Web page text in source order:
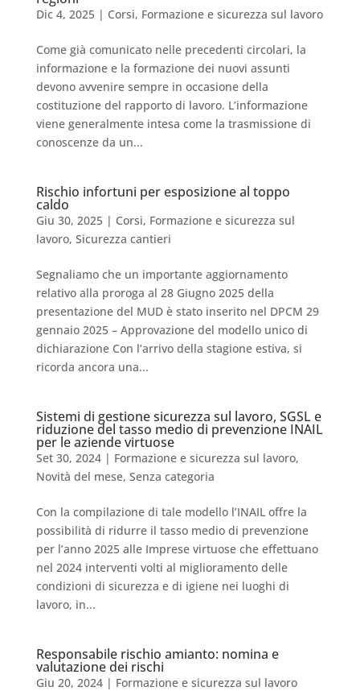
Dic 4, 2025| Corsi, Formazione e sicurezza sul lavoro
Come già comunicato nelle precedenti circolari, la
informazione e la formazione dei nuovi assunti
devono avvenire sempre in occasione della
costituzione del rapporto di lavoro. L’informazione
viene generalmente intesa come la trasmissione di
conoscenze da un...
Rischio infortuni per esposizione al toppo
caldo
Giu 30, 2025| Corsi, Formazione e sicurezza sul
lavoro, Sicurezza cantieri
Segnaliamo che un importante aggiornamento
relativo alla proroga al 28 Giugno 2025 della
presentazione del MUD è stato inserito nel DPCM 29
gennaio 2025 – Approvazione del modello unico di
dichiarazione Con l’arrivo della stagione estiva, si
ricorda ancora una...
Sistemi di gestione sicurezza sul lavoro, SGSL e
riduzione del tasso medio di prevenzione INAIL
per le aziende virtuose
Set 30, 2024| Formazione e sicurezza sul lavoro,
Novità del mese, Senza categoria
Con la compilazione di tale modello l’INAIL offre la
possibilità di ridurre il tasso medio di prevenzione
per l’anno 2025 alle Imprese virtuose che effettuano
nel 2024 interventi volti al miglioramento delle
condizioni di sicurezza e di igiene nei luoghi di
lavoro, in...
Responsabile rischio amianto: nomina e
valutazione dei rischi
Giu 20, 2024| Formazione e sicurezza sul lavoro